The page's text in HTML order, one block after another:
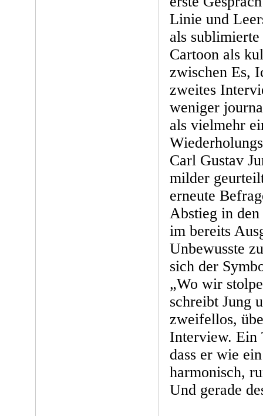
Linie und
als
Cartoon als
zwischen Es,
zweites
weniger
als vielmehr
Carl Gustav
milder
erneute
Abstieg in den
im bereits
Unbewusste
sich der
„Wo wir
schreibt Jung
zweifellos,
Interview. Ein
dass er wie
harmonisch,
Und gerade